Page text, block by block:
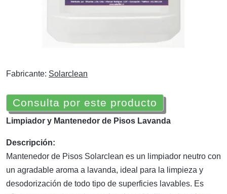
Fabricante: Solarclean
Consulta por este producto
Limpiador y Mantenedor de Pisos Lavanda
Descripción:
Mantenedor de Pisos Solarclean es un limpiador neutro con
un agradable aroma a lavanda, ideal para la limpieza y
desodorización de todo tipo de superficies lavables. Es